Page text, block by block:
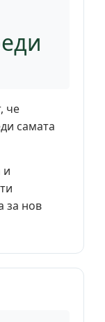
че
самата
и
за нов